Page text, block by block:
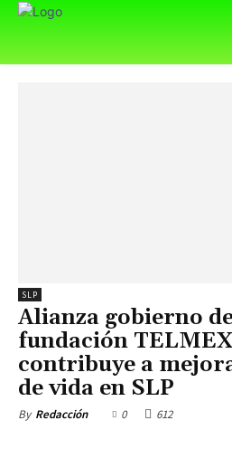
SLP
Alianza gobierno
fundación
contribuye a
de vida en SLP
By Redacción 0 612